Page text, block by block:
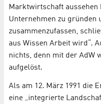
Marktwirtschaft aussehen
Unternehmen zu gründen
zusammenzufassen,
aus Wissen Arbeit wird“.
nichts, denn mit der AdW
aufgelöst.
Als am 12. März 1991 die
eine „integrierte